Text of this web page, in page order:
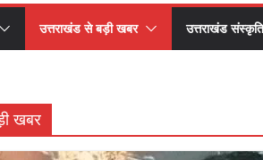
उत्तराखंड से बड़ी खबर उत्तराखंड संस्कृति
खबर